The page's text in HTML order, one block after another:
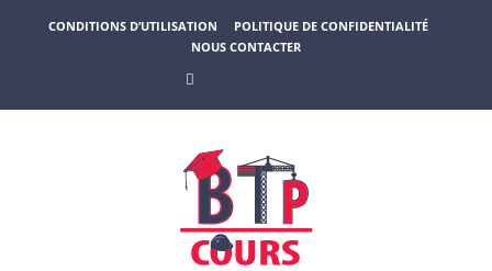
CONDITIONS D’UTILISATION
POLITIQUE DE CONFIDENTIALITÉ
NOUS CONTACTER